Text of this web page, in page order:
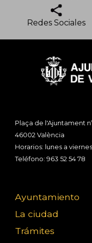
Redes Sociales
Plaça de l'Ajuntament nº
46002 València
Horarios: lunes a
Teléfono: 963 52 54 78
Ayuntamiento
La ciudad
Trámites